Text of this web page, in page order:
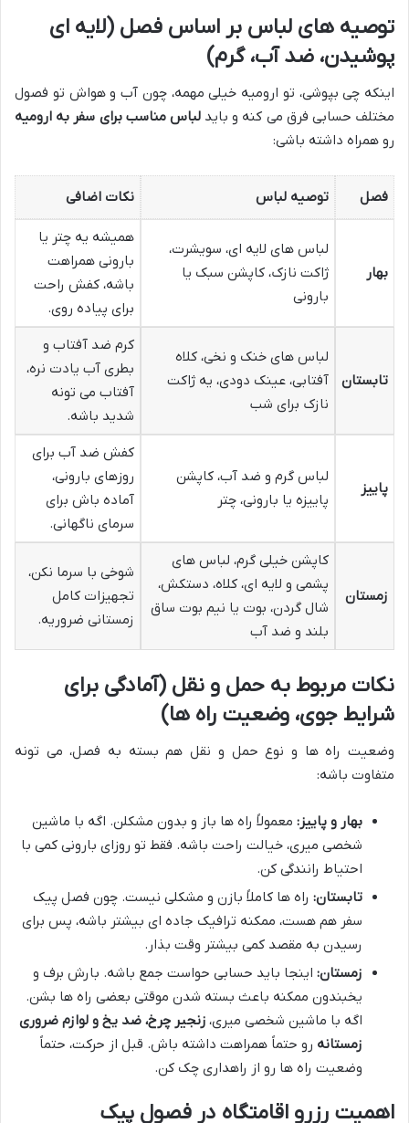
توصیه های لباس بر اساس فصل (لایه ای
پوشیدن، ضد آب، گرم)
اینکه چی بپوشی، تو ارومیه خیلی مهمه، چون آب و هواش تو فصول
مختلف حسابی فرق می کنه و بایدلباس مناسب برای سفر به ارومیه
رو همراه داشته باشی:
فصل توصیه لباس نکات اضافی
بهار
لباس های لایه ای، سویشرت،
ژاکت نازک، کاپشن سبک یا
بارونی
همیشه یه چتر یا
بارونی همراهت
باشه، کفش راحت
برای پیاده روی.
تابستان
لباس های خنک و نخی، کلاه
آفتابی، عینک دودی، یه ژاکت
نازک برای شب
کرم ضد آفتاب و
بطری آب یادت نره،
آفتاب می تونه
شدید باشه.
پاییز
لباس گرم و ضد آب، کاپشن
پاییزه یا بارونی، چتر
کفش ضد آب برای
روزهای بارونی،
آماده باش برای
سرمای ناگهانی.
زمستان
کاپشن خیلی گرم، لباس های
پشمی و لایه ای، کلاه، دستکش،
شال گردن، بوت یا نیم بوت ساق
بلند و ضد آب
شوخی با سرما نکن،
تجهیزات کامل
زمستانی ضروریه.
نکات مربوط به حمل و نقل (آمادگی برای
شرایط جوی، وضعیت راه ها)
وضعیت راه ها و نوع حمل و نقل هم بسته به فصل، می تونه
متفاوت باشه:
بهار و پاییز: معمولاً راه ها باز و بدون مشکلن. اگه با ماشین
شخصی میری، خیالت راحت باشه. فقط تو روزای بارونی کمی با
احتیاط رانندگی کن.
تابستان: راه ها کاملاً بازن و مشکلی نیست. چون فصل پیک
سفر هم هست، ممکنه ترافیک جاده ای بیشتر باشه، پس برای
رسیدن به مقصد کمی بیشتر وقت بذار.
زمستان: اینجا باید حسابی حواست جمع باشه. بارش برف و
یخبندون ممکنه باعث بسته شدن موقتی بعضی راه ها بشن.
اگه با ماشین شخصی میری، زنجیر چرخ، ضد یخ و لوازم ضروری
زمستانه رو حتماً همراهت داشته باش. قبل از حرکت، حتماً
وضعیت راه ها رو از راهداری چک کن.
اهمیت رزرو اقامتگاه در فصول پیک